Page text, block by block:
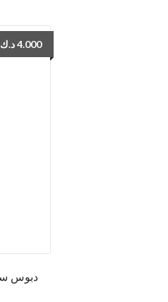
4.000د.ك